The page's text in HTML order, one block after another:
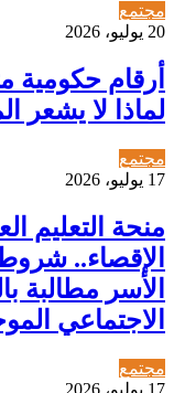
مجتمع
20 يوليو، 2026
أرقام حكومية
لماذا لا يشعر
مجتمع
17 يوليو، 2026
منحة التعليم
الإقصاء..
الأسر مطالبة
الاجتماعي
مجتمع
17 يوليو، 2026